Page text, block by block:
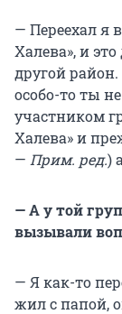
— Переехал я
Халева», и
другой район.
особо-то ты
участником
Халева» и
— Прим. ред.)
— А у той
вызывали
— Я как-то
жил с папой,